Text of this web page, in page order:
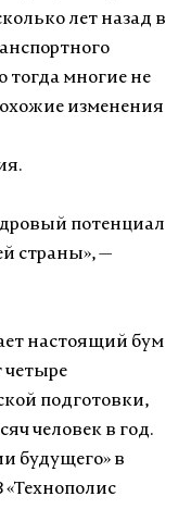
лет назад в
тогда многие не
изменения
потенциал
страны», —
настоящий бум
четыре
подготовки,
человек в год.
будущего» в